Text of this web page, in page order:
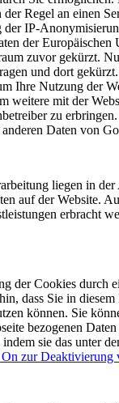
der Regel an einen
IP-
der Europäischen
zuvor gekürzt.
und dort
Ihre Nutzung der
weitere mit der
zu
Daten von
liegen in
auf der Website.
erbracht
der Cookies durch
dass Sie in
können. Sie
bezogenen
sie das unter
zur Deaktivierung